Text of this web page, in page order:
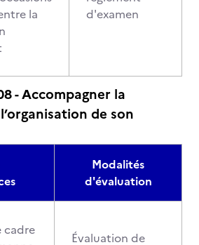
la
d'examen
- Accompagner la
de son
Modalités
d'évaluation
cadre
Évaluation de